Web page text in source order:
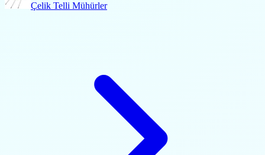
Çelik Telli Mühürler